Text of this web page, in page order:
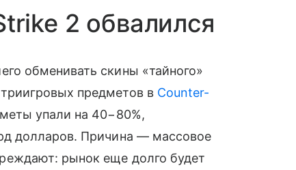
2 обвалился
обменивать скины «тайного»
предметов в Counter-
упали на 40−80%,
долларов. Причина — массовое
рынок еще долго будет